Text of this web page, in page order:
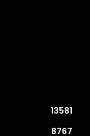
13581
8767